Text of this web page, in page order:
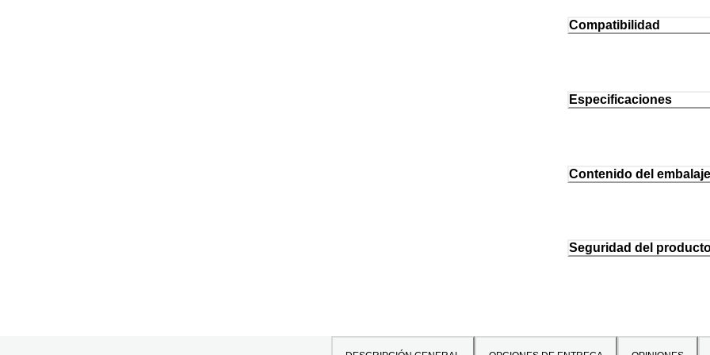
Compatibilidad
Especificaciones
Contenido del embalaje
Seguridad del